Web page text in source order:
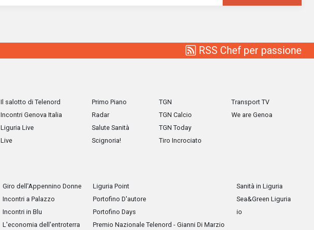
RSS Chef per passione
Il salotto di Telenord
Incontri Genova Italia
Liguria Live
Live
Primo Piano
Radar
Salute Sanità
Scignoria!
TGN
TGN Calcio
TGN Today
Tiro Incrociato
Transport TV
We are Genoa
Giro dell'Appennino Donne
Incontri a Palazzo
Incontri in Blu
L'economia dell'entroterra
Liguria Point
Portofino D'autore
Portofino Days
Premio Nazionale Telenord - Gianni Di Marzio
Sanità in Liguria
Sea&Green Liguria
io